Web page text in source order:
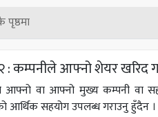
पृष्ठमा
: कम्पनीले आफ्नो शेयर खरिद
आफ्नो वा आफ्नो मुख्य कम्पनी वा
आर्थिक सहयोग उपलब्ध गराउनु हुँदैन ।